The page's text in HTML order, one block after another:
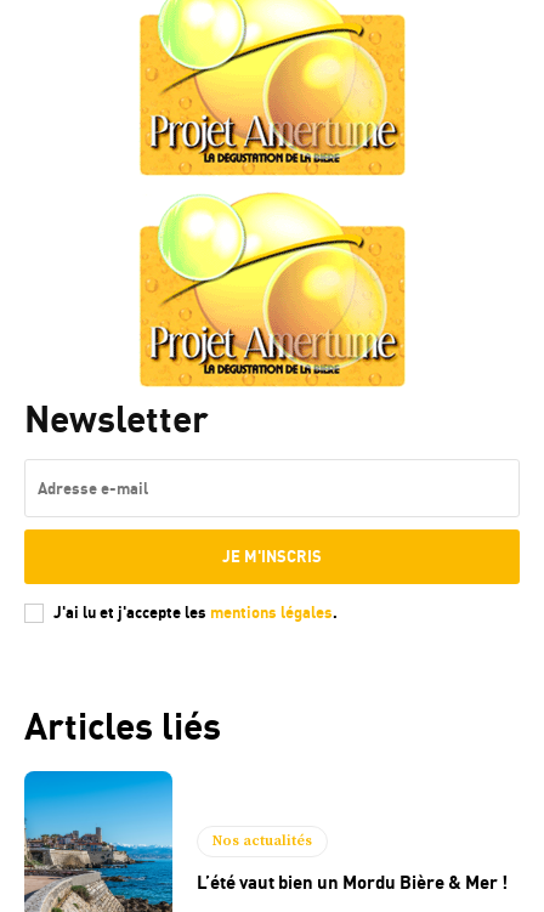
Newsletter
JE M'INSCRIS
J'ai lu et j'accepte les mentions légales.
Articles liés
Nos actualités
L’été vaut bien un Mordu Bière & Mer !